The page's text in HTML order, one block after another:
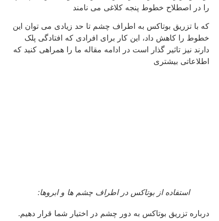
را در اصطلاح خطوط پنجه کلاغی می نامند
که با تزریق بوتاکس به اطراف چشم تا حد زیادی می توان این
خطوط را کاهش داد، این کار برای افرادی که افتادگی پلک
دارند نیز تاثیر گذار است در ادامه مقاله ما را همراهی کنید که
اطلاعاتی بیشتری
استفاده از بوتاکس در اطراف چشم ها و ابروها:
درباره تزریق بوتاکس به دور چشم در اختیار شما قرار دهیم.